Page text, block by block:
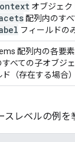
オブジェク
配列内のす
フィールドの
配列内の各要素
すべての子オブジ
ド（存在する場合
レベルの例を